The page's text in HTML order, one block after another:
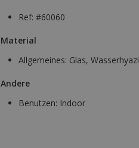
Ref: #60060
Material
Allgemeines: Glas,
Andere
Benutzen: Indoor